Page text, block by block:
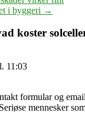
i byggeri →
koster
11:03
formular og
mennesker